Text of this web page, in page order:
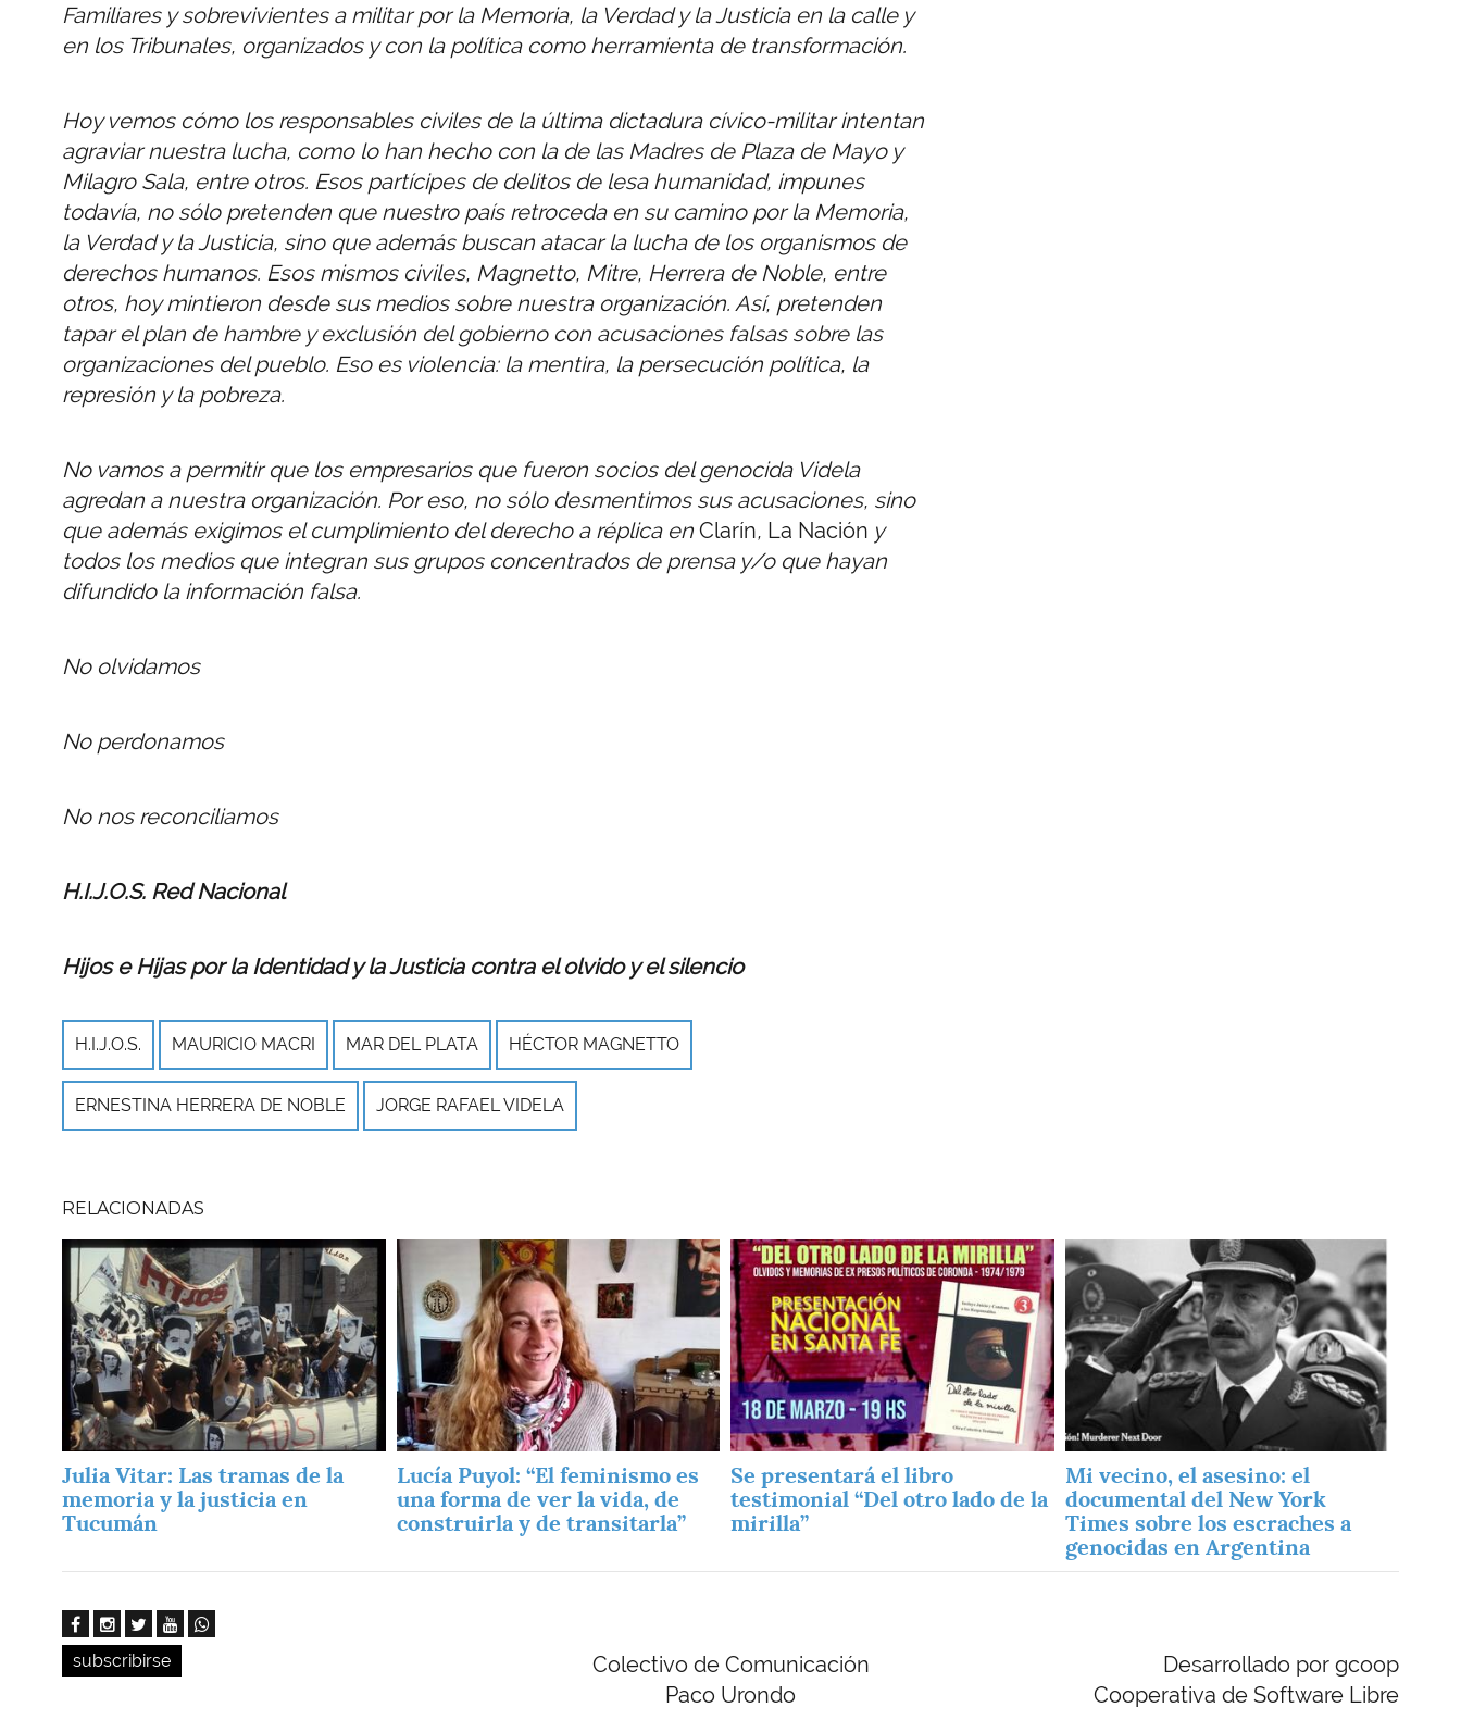
Familiares y sobrevivientes a militar por la Memoria, la Verdad y la Justicia en la calle y
en los Tribunales, organizados y con la política como herramienta de transformación.
Hoy vemos cómo los responsables civiles de la última dictadura cívico-militar intentan
agraviar nuestra lucha, como lo han hecho con la de las Madres de Plaza de Mayo y
Milagro Sala, entre otros. Esos partícipes de delitos de lesa humanidad, impunes
todavía, no sólo pretenden que nuestro país retroceda en su camino por la Memoria,
la Verdad y la Justicia, sino que además buscan atacar la lucha de los organismos de
derechos humanos. Esos mismos civiles, Magnetto, Mitre, Herrera de Noble, entre
otros, hoy mintieron desde sus medios sobre nuestra organización. Así, pretenden
tapar el plan de hambre y exclusión del gobierno con acusaciones falsas sobre las
organizaciones del pueblo. Eso es violencia: la mentira, la persecución política, la
represión y la pobreza.
No vamos a permitir que los empresarios que fueron socios del genocida Videla
agredan a nuestra organización. Por eso, no sólo desmentimos sus acusaciones, sino
que además exigimos el cumplimiento del derecho a réplica en Clarín, La Nación y
todos los medios que integran sus grupos concentrados de prensa y/o que hayan
difundido la información falsa.
No olvidamos
No perdonamos
No nos reconciliamos
H.I.J.O.S. Red Nacional
Hijos e Hijas por la Identidad y la Justicia contra el olvido y el silencio
H.I.J.O.S. MAURICIO MACRI MAR DEL PLATA HÉCTOR MAGNETTO
ERNESTINA HERRERA DE NOBLE JORGE RAFAEL VIDELA
RELACIONADAS
Imagen
Julia Vitar: Las tramas de la
memoria y la justicia en
Tucumán
Imagen
Lucía Puyol: “El feminismo es
una forma de ver la vida, de
construirla y de transitarla”
Imagen
Se presentará el libro
testimonial “Del otro lado de la
mirilla”
Imagen
Mi vecino, el asesino: el
documental del New York
Times sobre los escraches a
genocidas en Argentina
subscribirse
Colectivo de Comunicación
Paco Urondo
Desarrollado por gcoop
Cooperativa de Software Libre